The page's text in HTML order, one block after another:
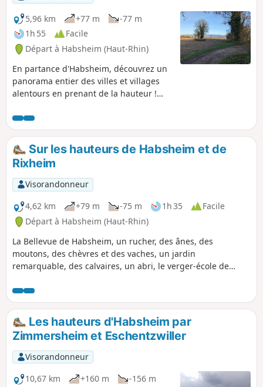
5,96 km
+77 m
-77 m
1h 55
Facile
Départ à Habsheim (Haut-Rhin)
En partance d'Habsheim, découvrez un
panorama entier des villes et villages
alentours en prenant de la hauteur !
centre d'Habsheim, puis par de
charmants lotissements.
Sur les hauteurs de Habsheim et de
Rixheim
Visorandonneur
4,62 km
+79 m -75 m 1h 35
Facile
Départ à Habsheim (Haut-Rhin)
La Bellevue de Habsheim, un rucher, des ânes, des
moutons, des chèvres et des vaches, un jardin
remarquable, des calvaires, un abri, le verger-école de
nombreux points de vue sur la plaine du Rhin, la Forêt-
Noire, les Vosges, la tour de l'Europe, Habsheim, Rixheim, le
site Stellantis, le parc d'Entremont... tant de choses à voir
sur un si petit circuit !
Les hauteurs d'Habsheim par
Zimmersheim et Eschentzwiller
Visorandonneur
10,67 km
+160 m
-156 m